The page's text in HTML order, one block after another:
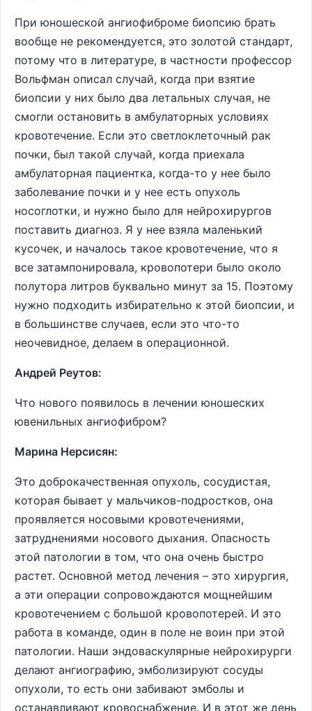
При юношеской ангиофиброме биопсию брать
вообще не рекомендуется, это золотой стандарт,
потому что в литературе, в частности профессор
Вольфман описал случай, когда при взятие
биопсии у них было два летальных случая, не
смогли остановить в амбулаторных условиях
кровотечение. Если это светлоклеточный рак
почки, был такой случай, когда приехала
амбулаторная пациентка, когда-то у нее было
заболевание почки и у нее есть опухоль
носоглотки, и нужно было для нейрохирургов
поставить диагноз. Я у нее взяла маленький
кусочек, и началось такое кровотечение, что я
все затампонировала, кровопотери было около
полутора литров буквально минут за 15. Поэтому
нужно подходить избирательно к этой биопсии, и
в большинстве случаев, если это что-то
неочевидное, делаем в операционной.
Андрей Реутов:
Что нового появилось в лечении юношеских
ювенильных ангиофибром?
Марина Нерсисян:
Это доброкачественная опухоль, сосудистая,
которая бывает у мальчиков-подростков, она
проявляется носовыми кровотечениями,
затруднениями носового дыхания. Опасность
этой патологии в том, что она очень быстро
растет. Основной метод лечения – это хирургия,
а эти операции сопровождаются мощнейшим
кровотечением с большой кровопотерей. И это
работа в команде, один в поле не воин при этой
патологии. Наши эндоваскулярные нейрохирурги
делают ангиографию, эмболизируют сосуды
опухоли, то есть они забивают эмболы и
останавливают кровоснабжение. И в этот же день